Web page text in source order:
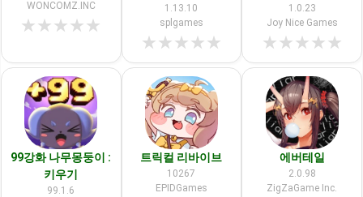
WONCOMZ.INC
★★★★★
1.13.10
splgames
★★★★★
1.0.23
Joy Nice Games
★★★★★
99강화 나무몽둥이 :
키우기
99.1.6
트릭컬 리바이브
10267
EPIDGames
에버테일
2.0.98
ZigZaGame Inc.